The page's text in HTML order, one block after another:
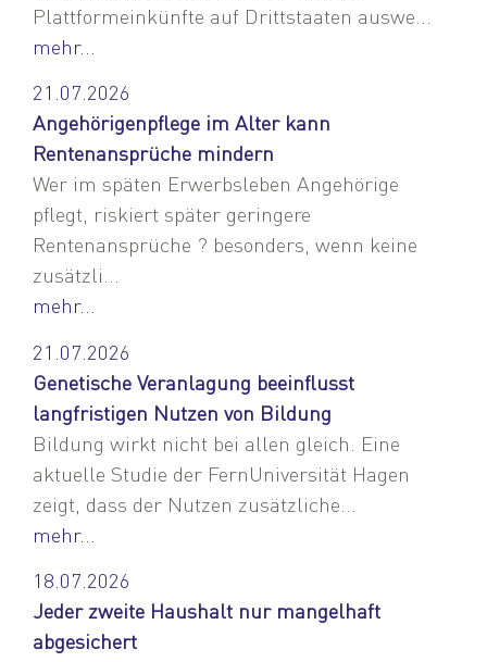
Plattformeinkünfte auf Drittstaaten auswe...
mehr...
21.07.2026
Angehörigenpflege im Alter kann
Rentenansprüche mindern
Wer im späten Erwerbsleben Angehörige
pflegt, riskiert später geringere
Rentenansprüche ? besonders, wenn keine
zusätzli...
mehr...
21.07.2026
Genetische Veranlagung beeinflusst
langfristigen Nutzen von Bildung
Bildung wirkt nicht bei allen gleich. Eine
aktuelle Studie der FernUniversität Hagen
zeigt, dass der Nutzen zusätzliche...
mehr...
18.07.2026
Jeder zweite Haushalt nur mangelhaft
abgesichert